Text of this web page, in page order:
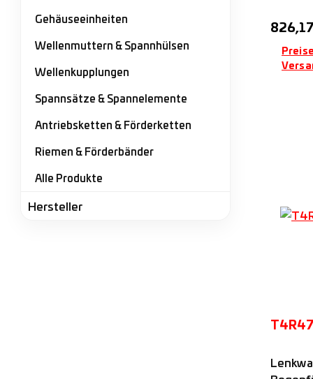
Gehäuseeinheiten
Wellenmuttern & Spannhülsen
Wellenkupplungen
Spannsätze & Spannelemente
Antriebsketten & Förderketten
Riemen & Förderbänder
Alle Produkte
Hersteller
Nadella